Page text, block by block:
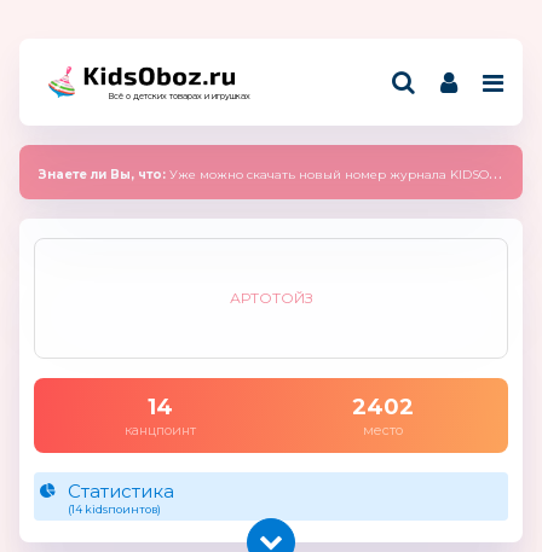
Всё о детских товарах и игрушках
Знаете ли Вы, что: Уже можно скачать новый номер журнала KIDSOBOZ 2025 (сентябрь)
АРТОТОЙЗ
14
канцпоинт
2402
место
Статистика
(14 kidsпоинтов)